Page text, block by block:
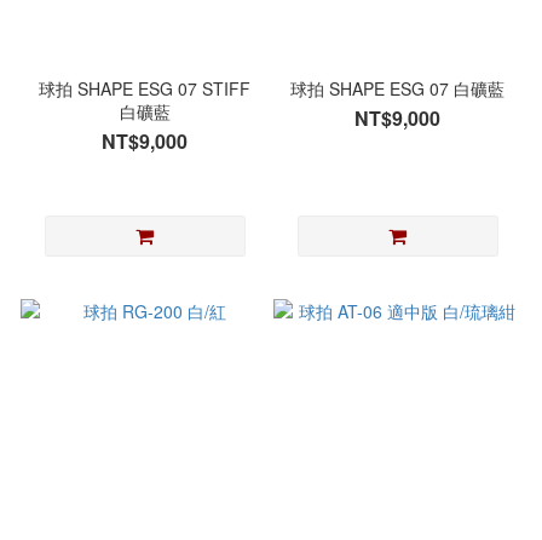
球拍 SHAPE ESG 07 STIFF
白礦藍
NT$9,000
球拍 SHAPE ESG 07 白礦藍
NT$9,000